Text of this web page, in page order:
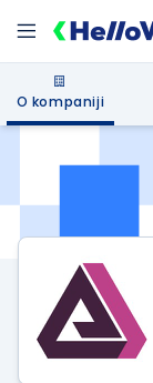
O kompaniji